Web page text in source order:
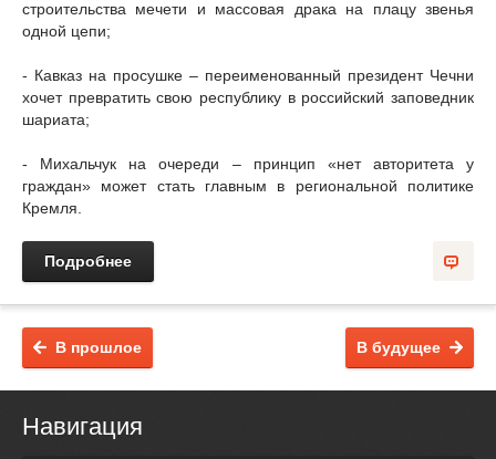
строительства мечети и массовая драка на плацу звенья
одной цепи;
- Кавказ на просушке – переименованный президент Чечни
хочет превратить свою республику в российский заповедник
шариата;
- Михальчук на очереди – принцип «нет авторитета у
граждан» может стать главным в региональной политике
Кремля.
Подробнее
В будущее
В прошлое
Навигация